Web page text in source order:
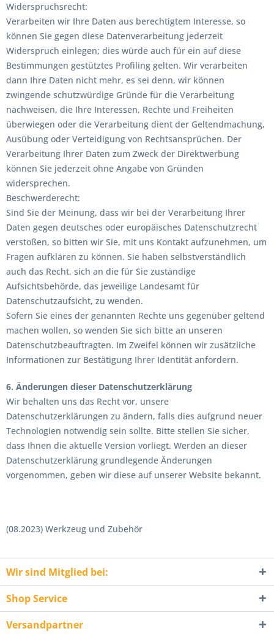
Widerspruchsrecht:
Verarbeiten wir Ihre Daten aus berechtigtem Interesse, so
können Sie gegen diese Datenverarbeitung jederzeit
Widerspruch einlegen; dies würde auch für ein auf diese
Bestimmungen gestütztes Profiling gelten. Wir verarbeiten
dann Ihre Daten nicht mehr, es sei denn, wir können
zwingende schutzwürdige Gründe für die Verarbeitung
nachweisen, die Ihre Interessen, Rechte und Freiheiten
überwiegen oder die Verarbeitung dient der Geltendmachung,
Ausübung oder Verteidigung von Rechtsansprüchen. Der
Verarbeitung Ihrer Daten zum Zweck der Direktwerbung
können Sie jederzeit ohne Angabe von Gründen
widersprechen.
Beschwerderecht:
Sind Sie der Meinung, dass wir bei der Verarbeitung Ihrer
Daten gegen deutsches oder europäisches Datenschutzrecht
verstoßen, so bitten wir Sie, mit uns Kontakt aufzunehmen, um
Fragen aufklären zu können. Sie haben selbstverständlich
auch das Recht, sich an die für Sie zuständige
Aufsichtsbehörde, das jeweilige Landesamt für
Datenschutzaufsicht, zu wenden.
Sofern Sie eines der genannten Rechte uns gegenüber geltend
machen wollen, so wenden Sie sich bitte an unseren
Datenschutzbeauftragten. Im Zweifel können wir zusätzliche
Informationen zur Bestätigung Ihrer Identität anfordern.
6. Änderungen dieser Datenschutzerklärung
Wir behalten uns das Recht vor, unsere
Datenschutzerklärungen zu ändern, falls dies aufgrund neuer
Technologien notwendig sein sollte. Bitte stellen Sie sicher,
dass Ihnen die aktuelle Version vorliegt. Werden an dieser
Datenschutzerklärung grundlegende Änderungen
vorgenommen, geben wir diese auf unserer Website bekannt.
(08.2023) Werkzeug und Zubehör
Wir sind Mitglied bei:
Shop Service
Versandpartner